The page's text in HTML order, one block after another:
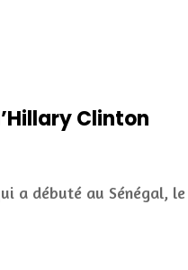
Clinton
a débuté au Sénégal, le